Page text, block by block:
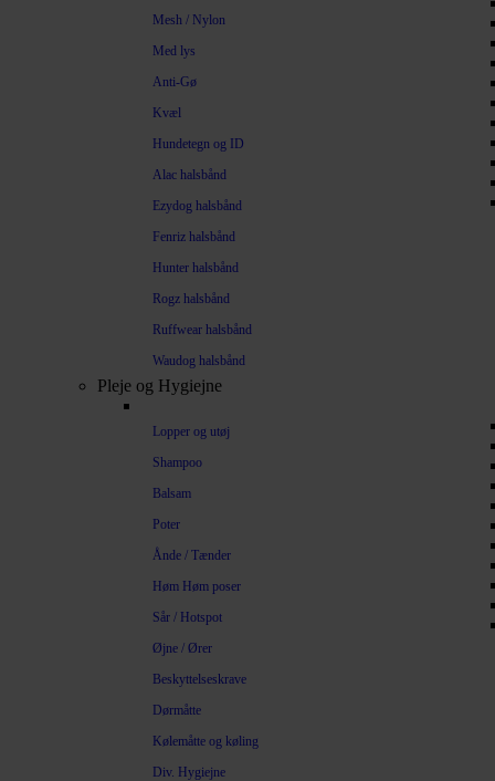
Mesh / Nylon
Med lys
Anti-Gø
Kvæl
Hundetegn og ID
Alac halsbånd
Ezydog halsbånd
Fenriz halsbånd
Hunter halsbånd
Rogz halsbånd
Ruffwear halsbånd
Waudog halsbånd
Pleje og Hygiejne
Lopper og utøj
Shampoo
Balsam
Poter
Ånde / Tænder
Høm Høm poser
Sår / Hotspot
Øjne / Ører
Beskyttelseskrave
Dørmåtte
Kølemåtte og køling
Div. Hygiejne